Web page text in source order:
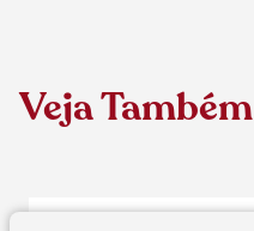
Veja Também